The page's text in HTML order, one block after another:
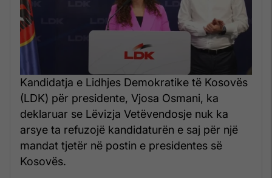
Kandidatja e Lidhjes Demokratike të Kosovës
(LDK) për presidente, Vjosa Osmani, ka
deklaruar se Lëvizja Vetëvendosje nuk ka
arsye ta refuzojë kandidaturën e saj për një
mandat tjetër në postin e presidentes së
Kosovës.